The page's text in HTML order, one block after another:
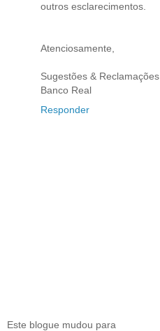
outros esclarecimentos.
Atenciosamente,
Sugestões & Reclamações
Banco Real
Responder
Este blogue mudou para